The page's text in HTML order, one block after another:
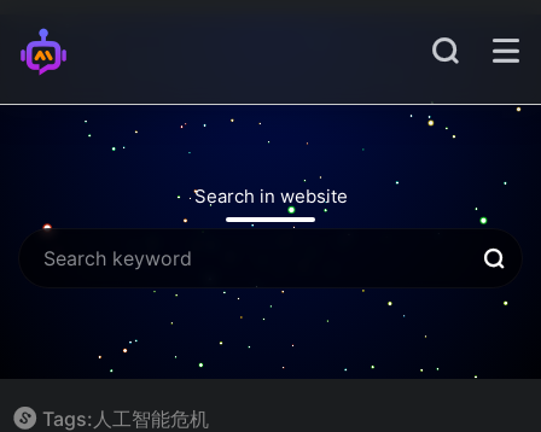
Search in website
Tags:人工智能危机